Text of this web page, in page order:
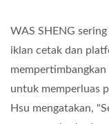
WAS SHENG
iklan cetak dan
untuk memperluas
Hsu mengatakan,